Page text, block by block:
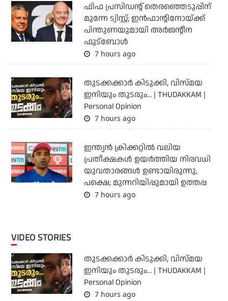
ഫിഫ പ്രസിഡന്റ് തെരഞ്ഞെടുപ്പിന്
മുന്നേ ട്വിസ്റ്റ്; ഇന്‍ഫാന്റിനോയ്ക്ക്
പിന്തുണയുമായി അര്‍ജന്റീന
ഫുട്‌ബോള്‍
7 hours ago
തുടക്കക്കാര്‍ കിടുക്കി, വിസ്മയ
ഇനിയും തുടരും... | THUDAKKAM |
Personal Opinion
7 hours ago
ഇന്ത്യന്‍ ക്രിക്കറ്റില്‍ വലിയ
പ്രതീക്ഷകള്‍ ഉയര്‍ത്തിയ നിരവധി
യുവതാരങ്ങള്‍ ഉണ്ടായിരുന്നു,
പക്ഷെ; മുന്നറിയിപ്പുമായി ഉത്തപ്പ
7 hours ago
VIDEO STORIES
തുടക്കക്കാര്‍ കിടുക്കി, വിസ്മയ
ഇനിയും തുടരും... | THUDAKKAM |
Personal Opinion
7 hours ago